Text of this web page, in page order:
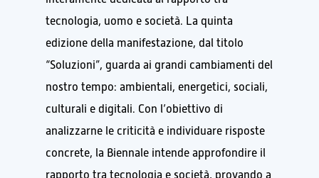
tecnologia, uomo e società. La quinta
edizione della manifestazione, dal titolo
“Soluzioni”, guarda ai grandi cambiamenti del
nostro tempo: ambientali, energetici, sociali,
culturali e digitali. Con l’obiettivo di
analizzarne le criticità e individuare risposte
concrete, la Biennale intende approfondire il
rapporto tra tecnologia e società, provando a